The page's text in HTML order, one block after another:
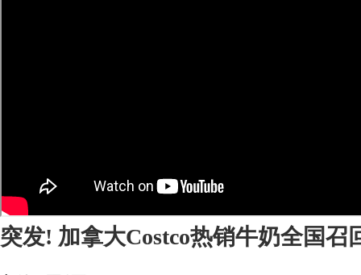
突发! 加拿大Costco热销牛奶全国召